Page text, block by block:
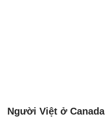
Người Việt ở